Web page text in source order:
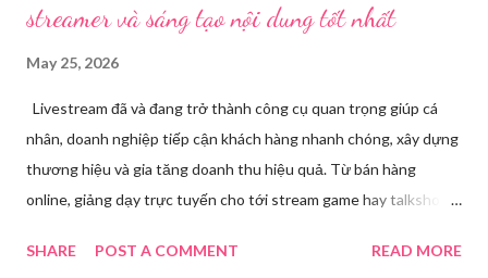
streamer và sáng tạo nội dung tốt nhất
May 25, 2026
Livestream đã và đang trở thành công cụ quan trọng giúp cá
nhân, doanh nghiệp tiếp cận khách hàng nhanh chóng, xây dựng
thương hiệu và gia tăng doanh thu hiệu quả. Từ bán hàng
online, giảng dạy trực tuyến cho tới stream game hay talkshow,
Trong bài viết dưới đây, chúng tôi sẽ giới thiệu chi tiết 12 công
SHARE POST A COMMENT READ MORE